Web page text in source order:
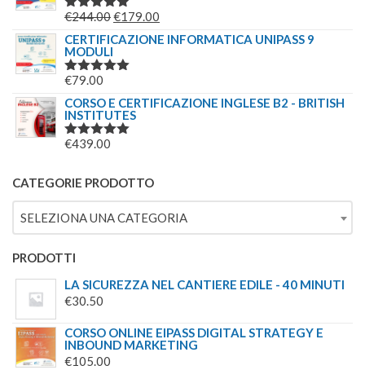
ERA:
È:
VALUTATO
€244.00IL
PREZZO
ERA:
€179.00
PREZZO
CERTIFICAZIONE INFORMATICA UNIPASS 9
MODULI
VALUTATO
€79.00
CORSO E CERTIFICAZIONE INGLESE B2 - BRITISH
INSTITUTES
VALUTATO
€439.00
CATEGORIE PRODOTTO
SELEZIONA UNA CATEGORIA
PRODOTTI
LA SICUREZZA NEL CANTIERE EDILE - 40 MINUTI
€30.50
CORSO ONLINE EIPASS DIGITAL STRATEGY E
INBOUND MARKETING
€105.00